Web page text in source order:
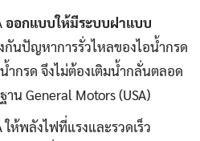
ออกแบบให้มีระบบฝาแบบ
กันปัญหาการรั่วไหลของไอน้ำกรด
ำกรด จึงไม่ต้องเติมน้ำกลั่นตลอด
าน General Motors (USA)
ห้พลังไฟที่แรงและรวดเร็ว